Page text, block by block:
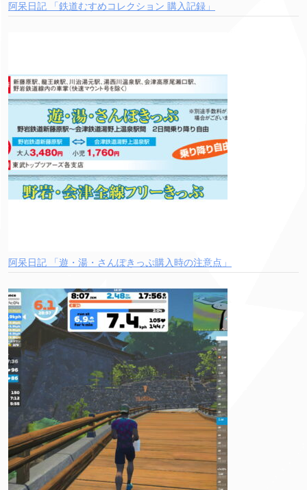
阿呆日記 「鉄道むすめコレクション 購入記録」
阿呆日記 「遊・湯・さんぽきっぷ購入時の注意点」